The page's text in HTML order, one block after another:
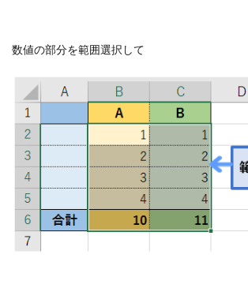
数値の部分を範囲選択して